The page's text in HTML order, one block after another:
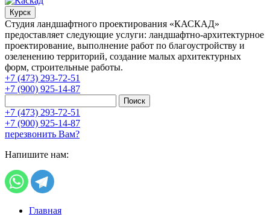
Курск
Студия ландшафтного проектирования «КАСКАД»
предоставляет следующие услуги: ландшафтно-архитектурное
проектирование, выполнение работ по благоустройству и
озеленению территорий, создание малых архитектурных
форм, строительные работы.
+7 (473) 293-72-51
+7 (900) 925-14-87
Поиск
+7 (473) 293-72-51
+7 (900) 925-14-87
перезвонить Вам?
Напишите нам:
Главная